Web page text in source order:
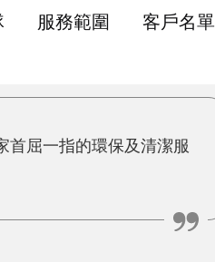
服務範圍 客戶名單
首屈一指的環保及清潔服